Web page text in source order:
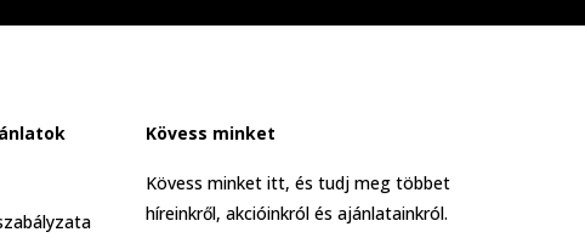
Kövess minket
Kövess minket itt, és tudj meg többet
híreinkről, akcióinkról és ajánlatainkról.